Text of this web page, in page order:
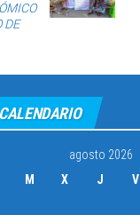
DE
CALENDARIO
agosto 2026
M X J V